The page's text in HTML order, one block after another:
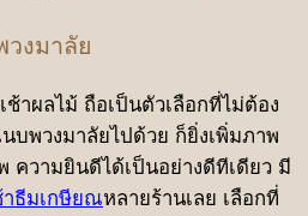
วงมาลัย
ช้าผลไม้ ถือเป็นตัวเลือกที่ไม่ต้อง
บพวงมาลัยไปด้วย ก็ยิ่งเพิ่มภาพ
ความยินดีได้เป็นอย่างดีทีเดียว มี
าธีมเกษียณหลายร้านเลย เลือกที่